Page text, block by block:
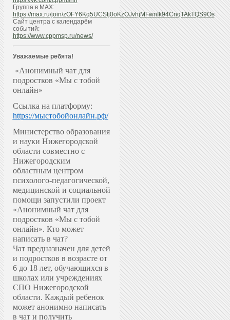
Группа в МАХ:
https://max.ru/join/zOFY6Kq5UCStj0oKzOJvhjMFwnIk94CnqTAkTQS9Os
Сайт центра с календарём
событий:
https://www.cppmsp.ru/news/
Уважаемые ребята!
«Анонимный чат для
подростков «Мы с тобой
онлайн»
Ссылка на платформу:
https://мыстобойонлайн.рф/
Министерство образования
и науки Нижегородской
области совместно с
Нижегородским
областным центром
психолого-педагогической,
медицинской и социальной
помощи запустили проект
«Анонимный чат для
подростков «Мы с тобой
онлайн». Кто может
написать в чат?
Чат предназначен для детей
и подростков в возрасте от
6 до 18 лет, обучающихся в
школах или учреждениях
СПО Нижегородской
области. Каждый ребенок
может анонимно написать
в чат и получить